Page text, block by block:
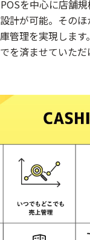
を中心に店舗
計が可能。その
管理を実現します。
を済ませていた